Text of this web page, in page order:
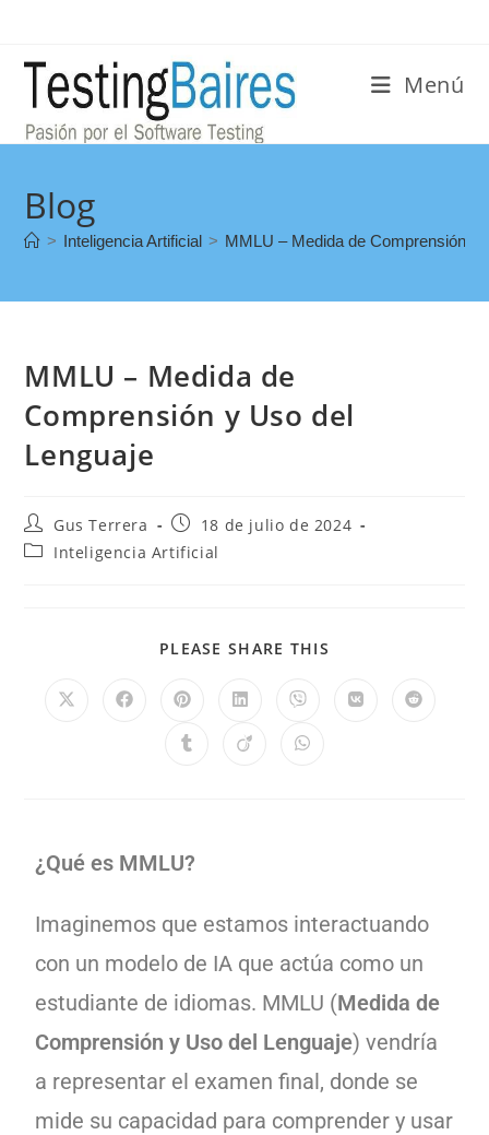
Menú
Blog
> Inteligencia Artificial > MMLU – Medida de Comprensión y
MMLU – Medida de
Comprensión y Uso del
Lenguaje
Gus Terrera
18 de julio de 2024
Inteligencia Artificial
PLEASE SHARE THIS
¿Qué es MMLU?
Imaginemos que estamos interactuando
con un modelo de IA que actúa como un
estudiante de idiomas. MMLU (Medida de
Comprensión y Uso del Lenguaje) vendría
a representar el examen final, donde se
mide su capacidad para comprender y usar